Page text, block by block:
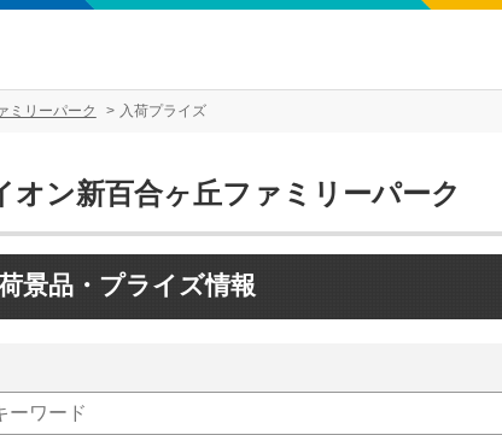
ミリーパーク 入荷プライズ
オン新百合ヶ丘ファミリーパーク
景品・プライズ情報